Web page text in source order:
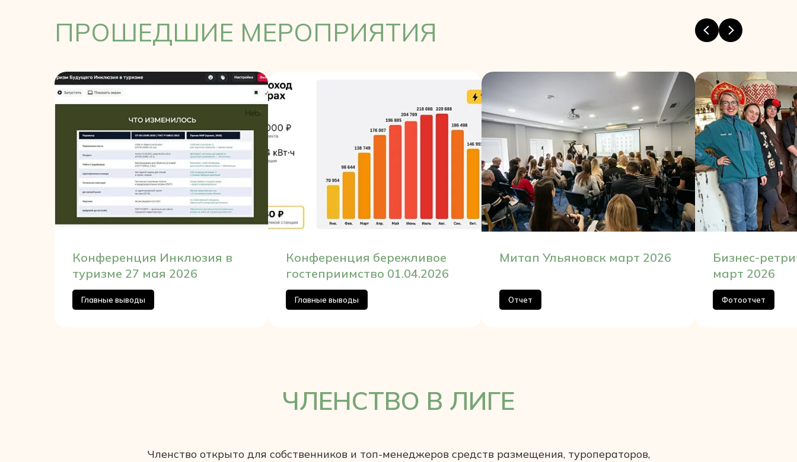
ПРОШЕДШИЕ МЕРОПРИЯТИЯ
Конференция Инклюзия в
туризме 27 мая 2026
Главные выводы
Конференция бережливое
гостеприимство 01.04.2026
Главные выводы
Митап Ульяновск март 2026
Отчет
Бизнес-
март 2026
Фотоотчет
ЧЛЕНСТВО В ЛИГЕ
Членство открыто для собственников и топ-менеджеров средств размещения, туроператоров,